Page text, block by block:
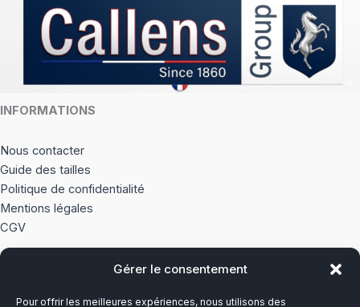
Gérer le consentement
Pour offrir les meilleures expériences, nous utilisons des
INFORMATIONS
Nous contacter
Guide des tailles
Politique de confidentialité
Mentions légales
CGV